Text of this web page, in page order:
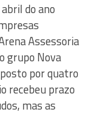
do ano
Assessoria
grupo Nova
por quatro
recebeu prazo
mas as